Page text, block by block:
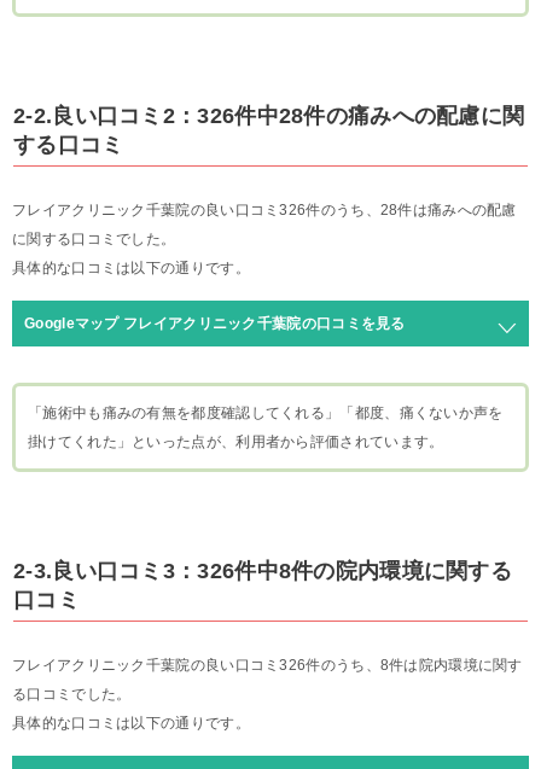
2-2.良い口コミ2：326件中28件の痛みへの配慮に関
する口コミ
フレイアクリニック千葉院の良い口コミ326件のうち、28件は痛みへの配慮
に関する口コミでした。
具体的な口コミは以下の通りです。
Googleマップ フレイアクリニック千葉院の口コミを見る
「施術中も痛みの有無を都度確認してくれる」「都度、痛くないか声を
掛けてくれた」といった点が、利用者から評価されています。
2-3.良い口コミ3：326件中8件の院内環境に関する
口コミ
フレイアクリニック千葉院の良い口コミ326件のうち、8件は院内環境に関す
る口コミでした。
具体的な口コミは以下の通りです。